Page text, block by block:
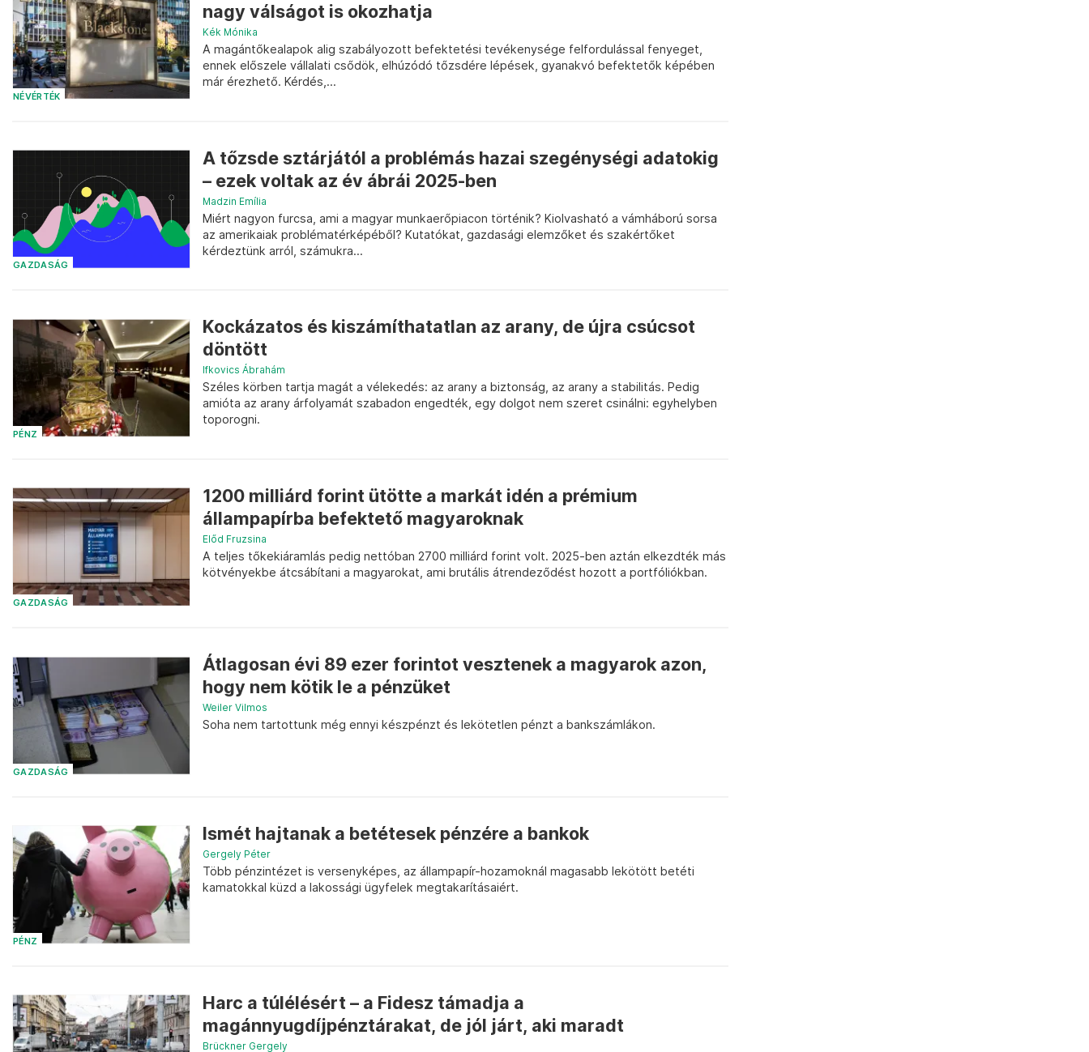
NÉVÉRTÉK
nagy válságot is okozhatja
Kék Mónika
A magántőkealapok alig szabályozott befektetési tevékenysége felfordulással fenyeget,
ennek előszele vállalati csődök, elhúzódó tőzsdére lépések, gyanakvó befektetők képében
már érezhető. Kérdés,...
GAZDASÁG
A tőzsde sztárjától a problémás hazai szegénységi adatokig
– ezek voltak az év ábrái 2025-ben
Madzin Emília
Miért nagyon furcsa, ami a magyar munkaerőpiacon történik? Kiolvasható a vámháború sorsa
az amerikaiak problématérképéből? Kutatókat, gazdasági elemzőket és szakértőket
kérdeztünk arról, számukra...
PÉNZ
Kockázatos és kiszámíthatatlan az arany, de újra csúcsot
döntött
Ifkovics Ábrahám
Széles körben tartja magát a vélekedés: az arany a biztonság, az arany a stabilitás. Pedig
amióta az arany árfolyamát szabadon engedték, egy dolgot nem szeret csinálni: egyhelyben
toporogni.
GAZDASÁG
1200 milliárd forint ütötte a markát idén a prémium
állampapírba befektető magyaroknak
Előd Fruzsina
A teljes tőkekiáramlás pedig nettóban 2700 milliárd forint volt. 2025-ben aztán elkezdték más
kötvényekbe átcsábítani a magyarokat, ami brutális átrendeződést hozott a portfóliókban.
GAZDASÁG
Átlagosan évi 89 ezer forintot vesztenek a magyarok azon,
hogy nem kötik le a pénzüket
Weiler Vilmos
Soha nem tartottunk még ennyi készpénzt és lekötetlen pénzt a bankszámlákon.
PÉNZ
Ismét hajtanak a betétesek pénzére a bankok
Gergely Péter
Több pénzintézet is versenyképes, az állampapír-hozamoknál magasabb lekötött betéti
kamatokkal küzd a lakossági ügyfelek megtakarításaiért.
Harc a túlélésért – a Fidesz támadja a
magánnyugdíjpénztárakat, de jól járt, aki maradt
Brückner Gergely